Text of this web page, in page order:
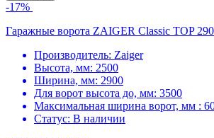
-17%
Гаражные ворота ZAIGER Classic TOP
Производитель: Zaiger
Высота, мм: 2500
Ширина, мм: 2900
Для ворот высота до, мм: 3500
Максимальная ширина ворот, мм :
Статус: В наличии